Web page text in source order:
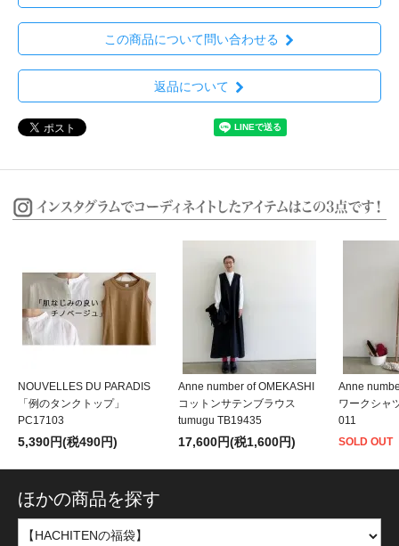
この商品について問い合わせる
返品について
NOUVELLES DU PARADIS
「例のタンクトップ」
PC17103
5,390円(税490円)
Anne number of OMEKASHI
コットンサテンブラウス
tumugu TB19435
17,600円(税1,600円)
Anne
ワークシャ
011
SOLD OUT
ほかの商品を探す